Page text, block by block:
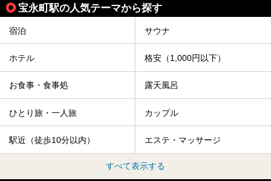
宝永町駅の人気テーマから探す
宿泊 サウナ
ホテル 格安（1,000円以下）
お食事・食事処 露天風呂
ひとり旅・一人旅 カップル
駅近（徒歩10分以内） エステ・マッサージ
すべて表示する